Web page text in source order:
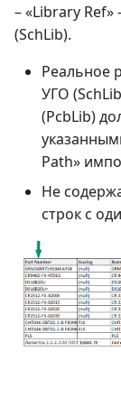
– «Library
(SchLib).
Реальное
УГО
(PcbLib)
Path»
Не
строк с